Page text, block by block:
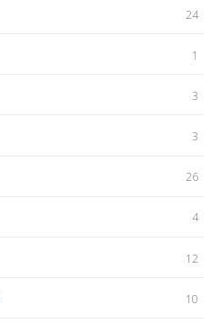
24
1
3
3
26
4
12
10